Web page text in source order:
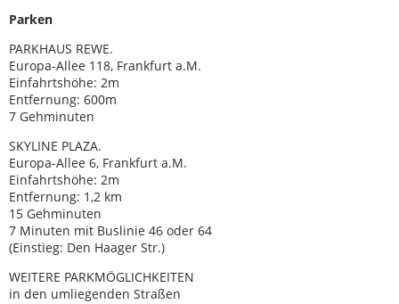
Parken
PARKHAUS REWE.
Europa-Allee 118, Frankfurt a.M.
Einfahrtshöhe: 2m
Entfernung: 600m
7 Gehminuten
SKYLINE PLAZA.
Europa-Allee 6, Frankfurt a.M.
Einfahrtshöhe: 2m
Entfernung: 1,2 km
15 Gehminuten
7 Minuten mit Buslinie 46 oder 64
(Einstieg: Den Haager Str.)
WEITERE PARKMÖGLICHKEITEN
in den umliegenden Straßen